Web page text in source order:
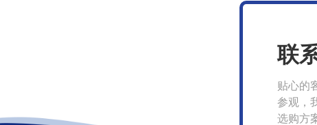
联
贴心的
参观，
选购方